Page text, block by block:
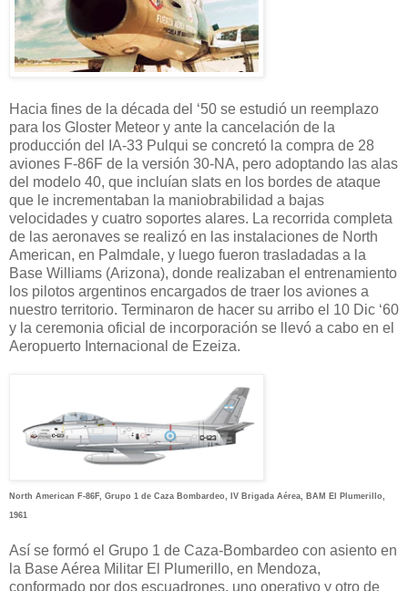
Hacia fines de la década del ‘50 se estudió un reemplazo
para los Gloster Meteor y ante la cancelación de la
producción del IA-33 Pulqui se concretó la compra de 28
aviones F-86F de la versión 30-NA, pero adoptando las alas
del modelo 40, que incluían slats en los bordes de ataque
que le incrementaban la maniobrabilidad a bajas
velocidades y cuatro soportes alares. La recorrida completa
de las aeronaves se realizó en las instalaciones de North
American, en Palmdale, y luego fueron trasladadas a la
Base Williams (Arizona), donde realizaban el entrenamiento
los pilotos argentinos encargados de traer los aviones a
nuestro territorio. Terminaron de hacer su arribo el 10 Dic ‘60
y la ceremonia oficial de incorporación se llevó a cabo en el
Aeropuerto Internacional de Ezeiza.
North American F-86F, Grupo 1 de Caza Bombardeo, IV Brigada Aérea, BAM El Plumerillo,
1961
Así se formó el Grupo 1 de Caza-Bombardeo con asiento en
la Base Aérea Militar El Plumerillo, en Mendoza,
conformado por dos escuadrones, uno operativo y otro de